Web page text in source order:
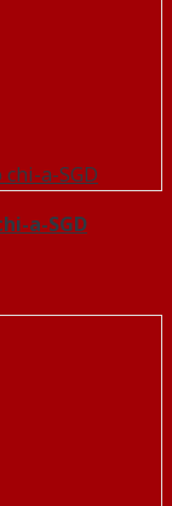
a-SGD